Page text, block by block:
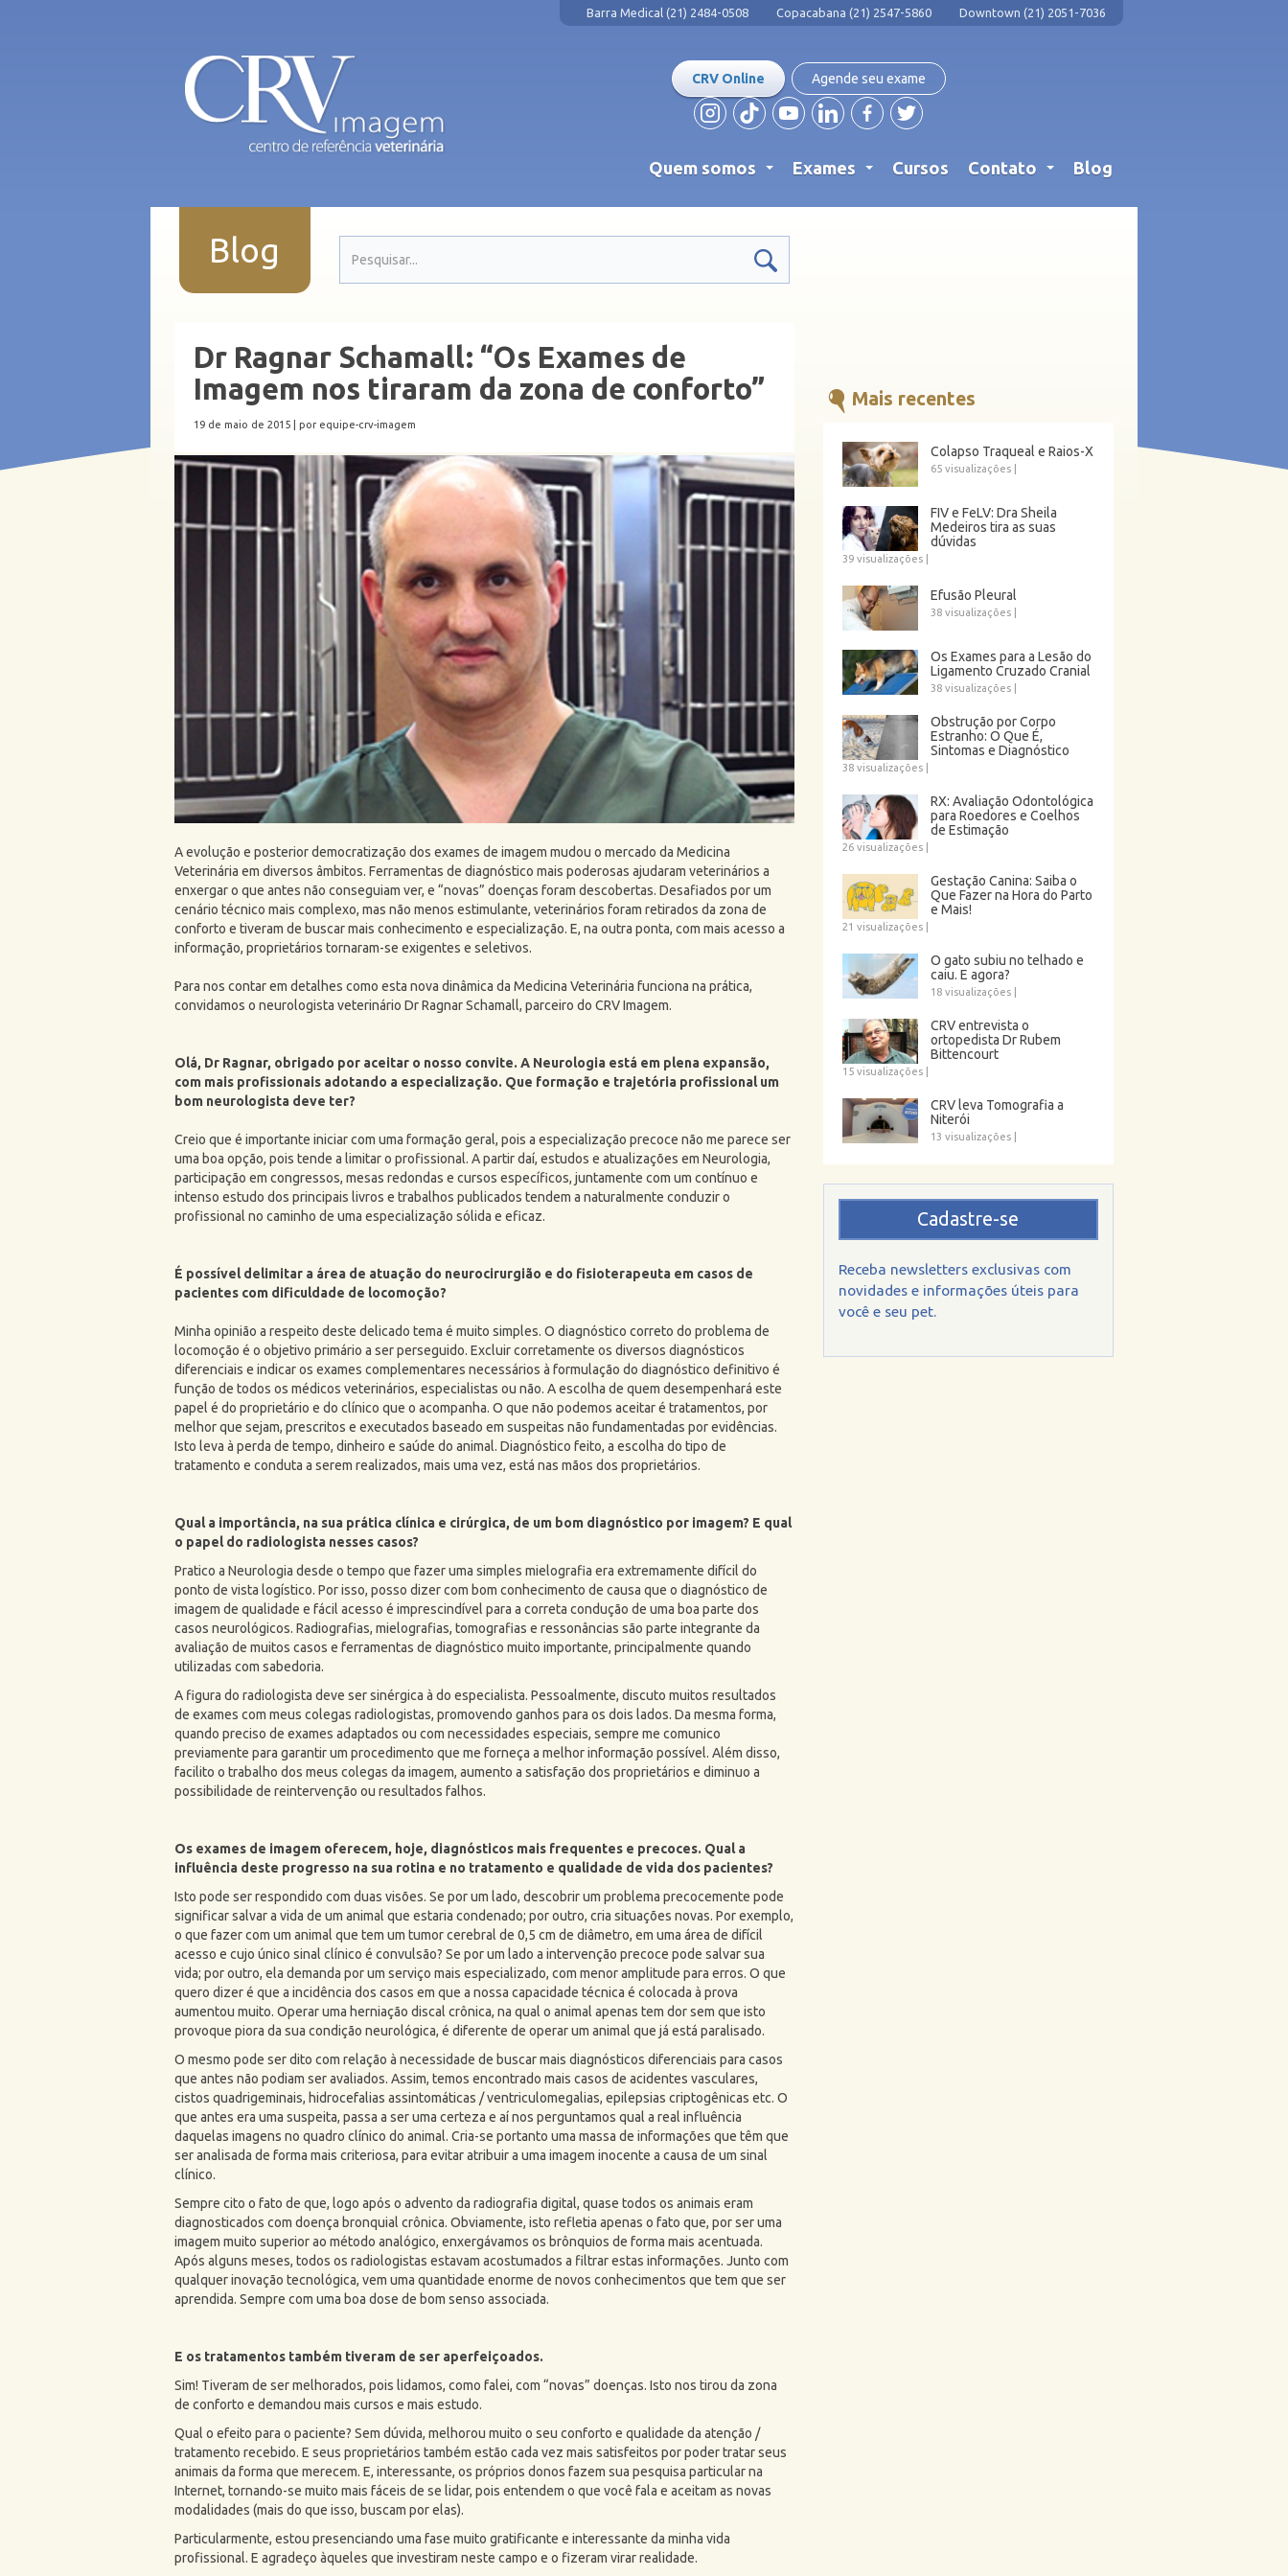
Barra Medical (21) 2484-0508 Copacabana (21) 2547-5860 Downtown (21) 2051-7036
CRV Online Agende seu exame
Quem somos Exames Cursos Contato Blog
Blog
Dr Ragnar Schamall: “Os Exames de
Imagem nos tiraram da zona de conforto”
19 de maio de 2015 | por equipe-crv-imagem
A evolução e posterior democratização dos exames de imagem mudou o mercado da Medicina
Veterinária em diversos âmbitos. Ferramentas de diagnóstico mais poderosas ajudaram veterinários a
enxergar o que antes não conseguiam ver, e “novas” doenças foram descobertas. Desafiados por um
cenário técnico mais complexo, mas não menos estimulante, veterinários foram retirados da zona de
conforto e tiveram de buscar mais conhecimento e especialização. E, na outra ponta, com mais acesso a
informação, proprietários tornaram-se exigentes e seletivos.
Para nos contar em detalhes como esta nova dinâmica da Medicina Veterinária funciona na prática,
convidamos o neurologista veterinário Dr Ragnar Schamall, parceiro do CRV Imagem.
Olá, Dr Ragnar, obrigado por aceitar o nosso convite. A Neurologia está em plena expansão,
com mais profissionais adotando a especialização. Que formação e trajetória profissional um
bom neurologista deve ter?
Creio que é importante iniciar com uma formação geral, pois a especialização precoce não me parece ser
uma boa opção, pois tende a limitar o profissional. A partir daí, estudos e atualizações em Neurologia,
participação em congressos, mesas redondas e cursos específicos, juntamente com um contínuo e
intenso estudo dos principais livros e trabalhos publicados tendem a naturalmente conduzir o
profissional no caminho de uma especialização sólida e eficaz.
É possível delimitar a área de atuação do neurocirurgião e do fisioterapeuta em casos de
pacientes com dificuldade de locomoção?
Minha opinião a respeito deste delicado tema é muito simples. O diagnóstico correto do problema de
locomoção é o objetivo primário a ser perseguido. Excluir corretamente os diversos diagnósticos
diferenciais e indicar os exames complementares necessários à formulação do diagnóstico definitivo é
função de todos os médicos veterinários, especialistas ou não. A escolha de quem desempenhará este
papel é do proprietário e do clínico que o acompanha. O que não podemos aceitar é tratamentos, por
melhor que sejam, prescritos e executados baseado em suspeitas não fundamentadas por evidências.
Isto leva à perda de tempo, dinheiro e saúde do animal. Diagnóstico feito, a escolha do tipo de
tratamento e conduta a serem realizados, mais uma vez, está nas mãos dos proprietários.
Qual a importância, na sua prática clínica e cirúrgica, de um bom diagnóstico por imagem? E qual
o papel do radiologista nesses casos?
Pratico a Neurologia desde o tempo que fazer uma simples mielografia era extremamente difícil do
ponto de vista logístico. Por isso, posso dizer com bom conhecimento de causa que o diagnóstico de
imagem de qualidade e fácil acesso é imprescindível para a correta condução de uma boa parte dos
casos neurológicos. Radiografias, mielografias, tomografias e ressonâncias são parte integrante da
avaliação de muitos casos e ferramentas de diagnóstico muito importante, principalmente quando
utilizadas com sabedoria.
A figura do radiologista deve ser sinérgica à do especialista. Pessoalmente, discuto muitos resultados
de exames com meus colegas radiologistas, promovendo ganhos para os dois lados. Da mesma forma,
quando preciso de exames adaptados ou com necessidades especiais, sempre me comunico
previamente para garantir um procedimento que me forneça a melhor informação possível. Além disso,
facilito o trabalho dos meus colegas da imagem, aumento a satisfação dos proprietários e diminuo a
possibilidade de reintervenção ou resultados falhos.
Os exames de imagem oferecem, hoje, diagnósticos mais frequentes e precoces. Qual a
influência deste progresso na sua rotina e no tratamento e qualidade de vida dos pacientes?
Isto pode ser respondido com duas visões. Se por um lado, descobrir um problema precocemente pode
significar salvar a vida de um animal que estaria condenado; por outro, cria situações novas. Por exemplo,
o que fazer com um animal que tem um tumor cerebral de 0,5 cm de diâmetro, em uma área de difícil
acesso e cujo único sinal clínico é convulsão? Se por um lado a intervenção precoce pode salvar sua
vida; por outro, ela demanda por um serviço mais especializado, com menor amplitude para erros. O que
quero dizer é que a incidência dos casos em que a nossa capacidade técnica é colocada à prova
aumentou muito. Operar uma herniação discal crônica, na qual o animal apenas tem dor sem que isto
provoque piora da sua condição neurológica, é diferente de operar um animal que já está paralisado.
O mesmo pode ser dito com relação à necessidade de buscar mais diagnósticos diferenciais para casos
que antes não podiam ser avaliados. Assim, temos encontrado mais casos de acidentes vasculares,
cistos quadrigeminais, hidrocefalias assintomáticas / ventriculomegalias, epilepsias criptogênicas etc. O
que antes era uma suspeita, passa a ser uma certeza e aí nos perguntamos qual a real influência
daquelas imagens no quadro clínico do animal. Cria-se portanto uma massa de informações que têm que
ser analisada de forma mais criteriosa, para evitar atribuir a uma imagem inocente a causa de um sinal
clínico.
Sempre cito o fato de que, logo após o advento da radiografia digital, quase todos os animais eram
diagnosticados com doença bronquial crônica. Obviamente, isto refletia apenas o fato que, por ser uma
imagem muito superior ao método analógico, enxergávamos os brônquios de forma mais acentuada.
Após alguns meses, todos os radiologistas estavam acostumados a filtrar estas informações. Junto com
qualquer inovação tecnológica, vem uma quantidade enorme de novos conhecimentos que tem que ser
aprendida. Sempre com uma boa dose de bom senso associada.
E os tratamentos também tiveram de ser aperfeiçoados.
Sim! Tiveram de ser melhorados, pois lidamos, como falei, com “novas” doenças. Isto nos tirou da zona
de conforto e demandou mais cursos e mais estudo.
Qual o efeito para o paciente? Sem dúvida, melhorou muito o seu conforto e qualidade da atenção /
tratamento recebido. E seus proprietários também estão cada vez mais satisfeitos por poder tratar seus
animais da forma que merecem. E, interessante, os próprios donos fazem sua pesquisa particular na
Internet, tornando-se muito mais fáceis de se lidar, pois entendem o que você fala e aceitam as novas
modalidades (mais do que isso, buscam por elas).
Particularmente, estou presenciando uma fase muito gratificante e interessante da minha vida
profissional. E agradeço àqueles que investiram neste campo e o fizeram virar realidade.
Mais recentes
Colapso Traqueal e Raios-X
65 visualizações|
FIV e FeLV: Dra Sheila
Medeiros tira as suas
dúvidas
39 visualizações|
Efusão Pleural
38 visualizações|
Os Exames para a Lesão do
Ligamento Cruzado Cranial
38 visualizações|
Obstrução por Corpo
Estranho: O Que É,
Sintomas e Diagnóstico
38 visualizações|
RX: Avaliação Odontológica
para Roedores e Coelhos
de Estimação
26 visualizações|
Gestação Canina: Saiba o
Que Fazer na Hora do Parto
e Mais!
21 visualizações|
O gato subiu no telhado e
caiu. E agora?
18 visualizações|
CRV entrevista o
ortopedista Dr Rubem
Bittencourt
15 visualizações|
CRV leva Tomografia a
Niterói
13 visualizações|
Cadastre-se
Receba newsletters exclusivas com
novidades e informações úteis para
você e seu pet.